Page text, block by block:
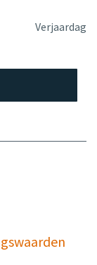
Verjaardag